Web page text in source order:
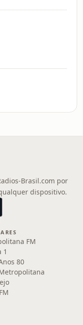
Brasil.com por
dispositivo.
FM
1
80